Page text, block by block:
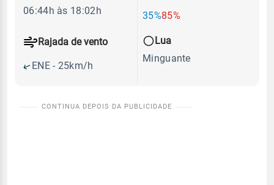
35%85%
Rajada de vento
ENE - 25km/h
06:44h às 18:02h
Lua
Minguante